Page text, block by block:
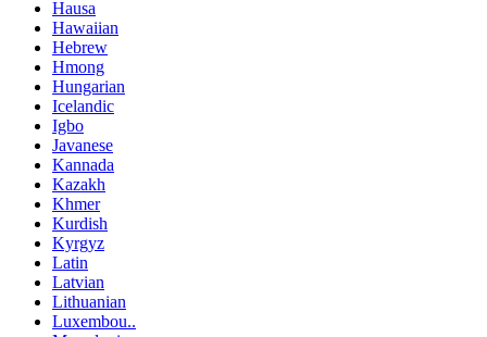
Hausa
Hawaiian
Hebrew
Hmong
Hungarian
Icelandic
Igbo
Javanese
Kannada
Kazakh
Khmer
Kurdish
Kyrgyz
Latin
Latvian
Lithuanian
Luxembou..